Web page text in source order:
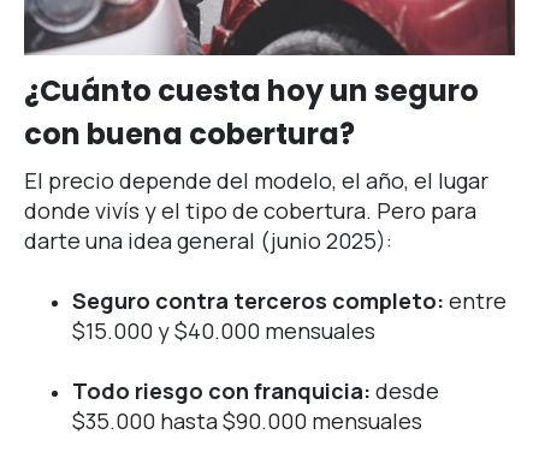
¿Cuánto cuesta hoy un seguro
con buena cobertura?
El precio depende del modelo, el año, el lugar
donde vivís y el tipo de cobertura. Pero para
darte una idea general (junio 2025):
Seguro contra terceros completo: entre
$15.000 y $40.000 mensuales
Todo riesgo con franquicia: desde
$35.000 hasta $90.000 mensuales